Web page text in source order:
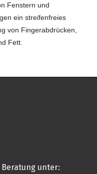
Fenstern und
ein streifenfreies
von Fingerabdrücken,
Fett.
unter: